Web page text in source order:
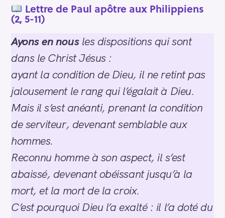
Lettre de Paul apôtre aux Philippiens
(2, 5-11)
Ayons en nousles dispositions qui sont
dans le Christ Jésus :
ayant la condition de Dieu, il ne retint pas
jalousement le rang qui l’égalait à Dieu.
Mais il s’est anéanti, prenant la condition
de serviteur, devenant semblable aux
hommes.
Reconnu homme à son aspect, il s’est
abaissé, devenant obéissant jusqu’à la
mort, et la mort de la croix.
C’est pourquoi Dieu l’a exalté : il l’a doté du